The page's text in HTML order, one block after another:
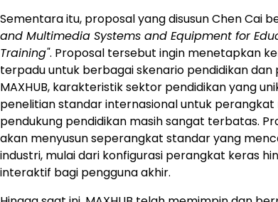
Sementara itu, proposal yang disusun Chen Cai
and Multimedia Systems and Equipment for
Training". Proposal tersebut ingin menetapkan
terpadu untuk berbagai skenario pendidikan dan
MAXHUB, karakteristik sektor pendidikan yang
penelitian standar internasional untuk perangkat
pendukung pendidikan masih sangat terbatas.
akan menyusun seperangkat standar yang
industri, mulai dari konfigurasi perangkat keras
interaktif bagi pengguna akhir.